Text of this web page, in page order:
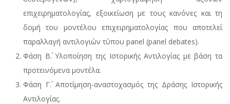
επιχειρηματολογίας, εξοικείωση με τους κανόνες και τη
δομή του μοντέλου επιχειρηματολογίας που αποτελεί
παραλλαγή αντιλογιών τύπου panel (panel debates).
Φάση Β΄. Υλοποίηση της Ιστορικής Αντιλογίας με βάση τα
προτεινόμενα μοντέλα.
Φάση Γ΄. Αποτίμηση-αναστοχασμός της Δράσης Ιστορικής
Αντιλογίας.